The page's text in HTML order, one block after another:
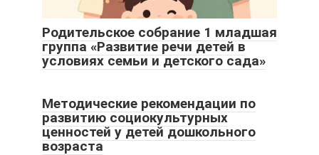
Родительское собрание 1 младшая
группа «Развитие речи детей в
условиях семьи и детского сада»
Методические рекомендации по
развитию социокультурных
ценностей у детей дошкольного
возраста